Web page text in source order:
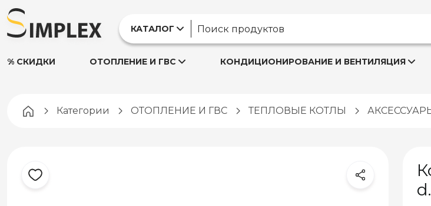
КАТАЛОГ
% СКИДКИ ОТОПЛЕНИЕ И ГВС КОНДИЦИОНИРОВАНИЕ И ВЕНТИЛЯЦИЯ
Pagina principală
Категории ОТОПЛЕНИЕ И ГВС ТЕПЛОВЫЕ КОТЛЫ